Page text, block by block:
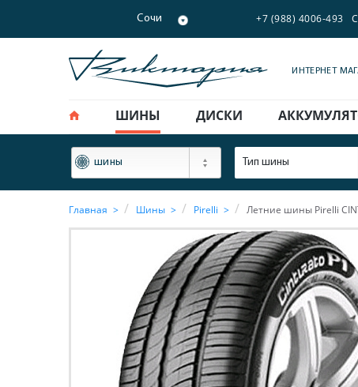
Сочи +7 (988) 4006-493
ИНТЕРНЕТ
ШИНЫ ДИСКИ
ФИЛЬТР
шины Тип шины
Главная Шины Pirelli Летние шины Pirelli